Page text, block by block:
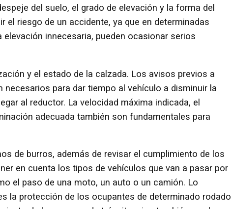
del suelo, el grado de elevación y la forma del
el riesgo de un accidente, ya que en determinadas
innecesaria, pueden ocasionar serios
y el estado de la calzada. Los avisos previos a
para dar tiempo al vehículo a disminuir la
al reductor. La velocidad máxima indicada, el
adecuada también son fundamentales para
de burros, además de revisar el cumplimiento de los
en cuenta los tipos de vehículos que van a pasar por
el paso de una moto, un auto o un camión. Lo
la protección de los ocupantes de determinado rodado